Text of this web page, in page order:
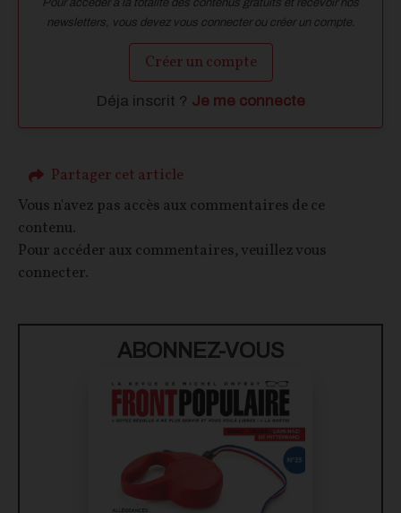
Pour accéder à la totalité des contenus gratuits et recevoir nos
newsletters, vous devez vous connecter ou créer un compte.
Créer un compte
Déja inscrit ? Je me connecte
Partager cet article
Vous n'avez pas accès aux commentaires de ce
contenu.
Pour accéder aux commentaires, veuillez vous
connecter.
ABONNEZ-VOUS